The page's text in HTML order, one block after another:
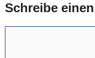
Schreibe